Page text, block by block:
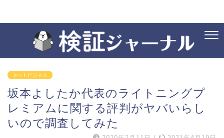
ネットビジネス
坂本よしたか代表のライトニングプ
レミアムに関する評判がヤバいらし
いので調査してみた